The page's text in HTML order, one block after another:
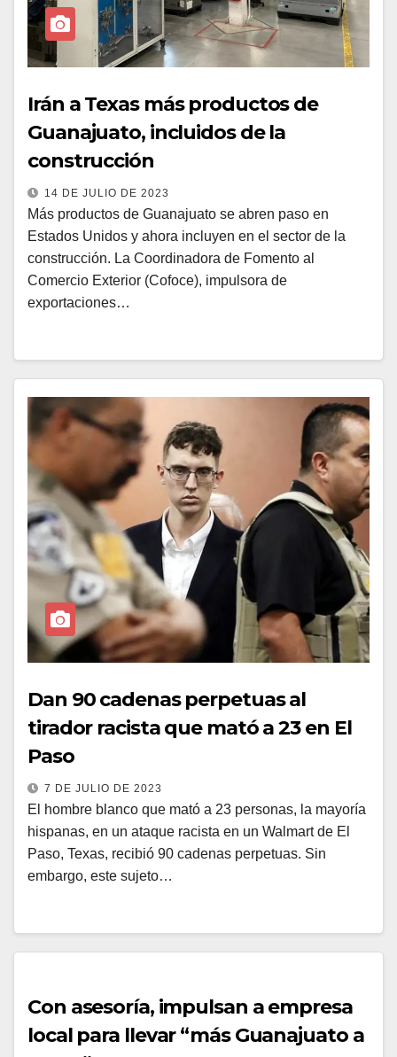
Irán a Texas más productos de
Guanajuato, incluidos de la
construcción
14 DE JULIO DE 2023
Más productos de Guanajuato se abren paso en
Estados Unidos y ahora incluyen en el sector de la
construcción. La Coordinadora de Fomento al
Comercio Exterior (Cofoce), impulsora de
exportaciones…
Dan 90 cadenas perpetuas al
tirador racista que mató a 23 en El
Paso
7 DE JULIO DE 2023
El hombre blanco que mató a 23 personas, la mayoría
hispanas, en un ataque racista en un Walmart de El
Paso, Texas, recibió 90 cadenas perpetuas. Sin
embargo, este sujeto…
Con asesoría, impulsan a empresa
local para llevar “más Guanajuato a